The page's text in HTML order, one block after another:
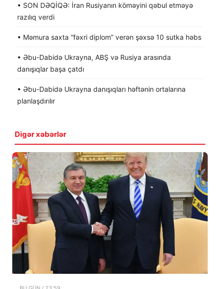
• SON DƏQİQƏ: İran Rusiyanın köməyini qəbul etməyə
razılıq verdi
• Məmura saxta “fəxri diplom” verən şəxsə 10 sutka həbs
• Əbu-Dabidə Ukrayna, ABŞ və Rusiya arasında
danışıqlar başa çatdı
• Əbu-Dabidə Ukrayna danışıqları həftənin ortalarına
planlaşdırılır
Digər xəbərlər